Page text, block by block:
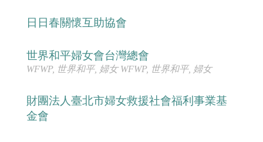
日日春關懷互助協會
世界和平婦女會台灣總會
WFWP, 世界和平, 婦女 WFWP, 世界和平, 婦女
財團法人臺北市婦女救援社會福利事業基
金會